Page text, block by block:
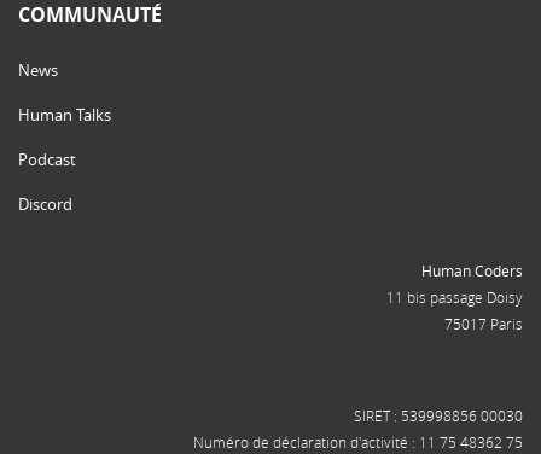
COMMUNAUTÉ
News
Human Talks
Podcast
Discord
Human Coders
11 bis passage Doisy
75017 Paris
SIRET : 539998856 00030
Numéro de déclaration d'activité : 11 75 48362 75